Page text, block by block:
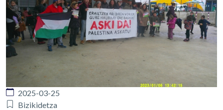
2025-03-25
Bizikidetza